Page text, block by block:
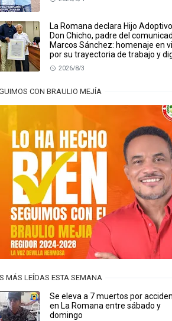
La Romana declara Hijo
Don Chicho, padre del
Marcos Sánchez: homenaje en
por su trayectoria de trabajo y
2026/8/3
CON BRAULIO MEJÍA
MÁS LEÍDAS ESTA SEMANA
Se eleva a 7 muertos por
en La Romana entre sábado y
domingo